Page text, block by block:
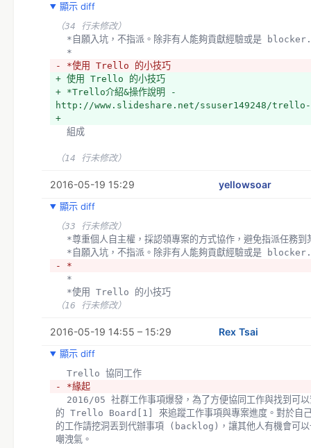
顯示 diff
（34 行未修改）
  *自願入坑，不指派。除非有人能夠貢獻經驗或是 blocker.
  *
- *使用 Trello 的小技巧
+ 使用 Trello 的小技巧
+ *Trello介紹&操作說明 -
http://www.slideshare.net/ssuser149248/trello-
+
  組成
（14 行未修改）
2016-05-19 15:29 yellowsoar
顯示 diff
（33 行未修改）
*尊重個人自主權，採認領專案的方式協作，避免指派任務
  *自願入坑，不指派。除非有人能夠貢獻經驗或是 blocker.
- *
  *
  *使用 Trello 的小技巧
（16 行未修改）
2016-05-19 14:55 – 15:29 Rex Tsai
顯示 diff
  Trello 協同工作
- *緣起
的 Trello Board[1] 來追蹤工作事項與專案進度。對於自己
的工作請挖洞丟到代辦事項 (backlog)，讓其他人有機會可以
嘲洩氣。